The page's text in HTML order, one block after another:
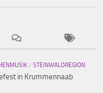
/ STEINWALDREGION
in Krummennaab